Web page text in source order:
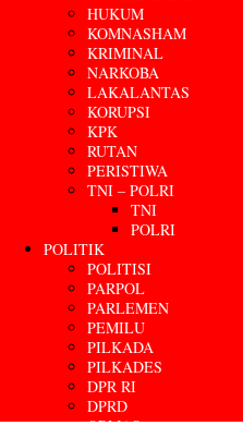
HUKUM
KOMNASHAM
KRIMINAL
NARKOBA
LAKALANTAS
KORUPSI
KPK
RUTAN
PERISTIWA
TNI – POLRI
TNI
POLRI
POLITIK
POLITISI
PARPOL
PARLEMEN
PEMILU
PILKADA
PILKADES
DPR RI
DPRD
ORMAS